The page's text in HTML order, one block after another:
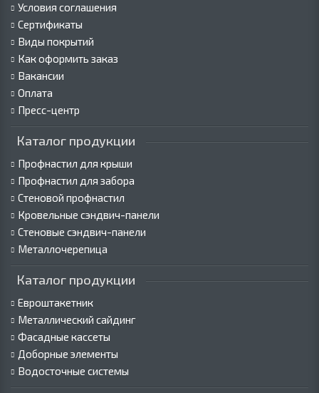
Условия соглашения
Сертификаты
Виды покрытий
Как оформить заказ
Вакансии
Оплата
Пресс-центр
Каталог продукции
Профнастил для крыши
Профнастил для забора
Стеновой профнастил
Кровельные сэндвич-панели
Стеновые сэндвич-панели
Металлочерепица
Каталог продукции
Евроштакетник
Металлический сайдинг
Фасадные кассеты
Доборные элементы
Водосточные системы